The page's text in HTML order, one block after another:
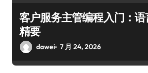
客户服务主管编程入门：语
精要
dawei 7 月 24, 2026